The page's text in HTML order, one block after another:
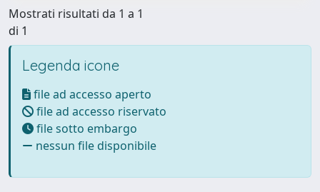
Mostrati risultati da 1 a 1
di 1
Legenda icone
file ad accesso aperto
file ad accesso riservato
file sotto embargo
nessun file disponibile